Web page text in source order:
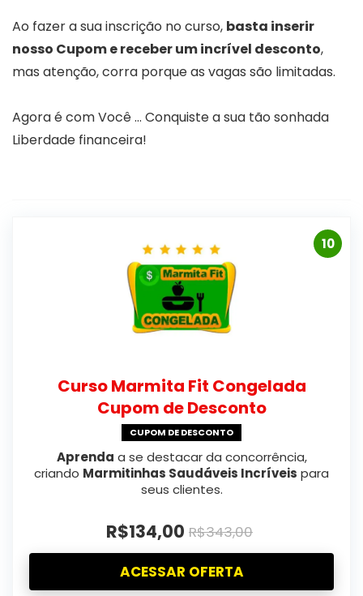
Ao fazer a sua inscrição no curso, basta inserir
nosso Cupom e receber um incrível desconto,
mas atenção, corra porque as vagas são limitadas.
Agora é com Você … Conquiste a sua tão sonhada
Liberdade financeira!
10
Curso Marmita Fit Congelada
Cupom de Desconto
CUPOM DE DESCONTO
Aprenda a se destacar da concorrência,
criando Marmitinhas Saudáveis Incríveis para
seus clientes.
R$134,00 R$343,00
ACESSAR OFERTA